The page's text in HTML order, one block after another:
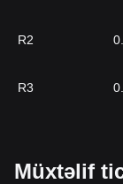
R2
R3
Müxtəlif